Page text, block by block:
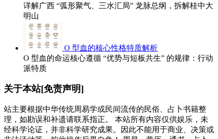
详解广西 “弧形聚气、三水汇局” 龙脉总纲，拆解桂中大
明山
O 型血的核心性格特质解析
O 型血的命运核心遵循 “优势与短板共生” 的规律：行动
派特质
关于本站[免责声明]
站主要根据中华传统周易学或民间流传的民俗、占卜书籍整
理，如勘误和补遗请联系指正。 本站所有内容仅供娱乐，未
经科学论证，并非科学研究成果。因此不能用于商业、决策或